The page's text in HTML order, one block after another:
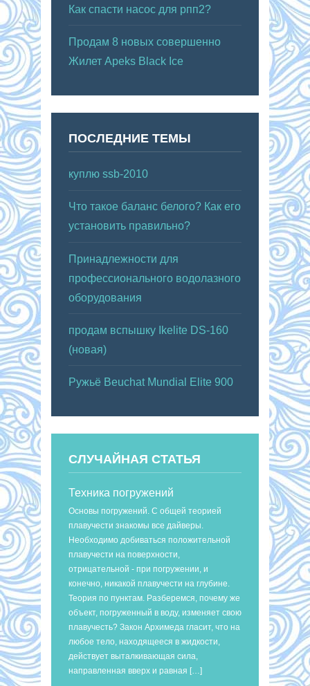
Как спасти насос для рпп2?
Продам 8 новых совершенно
Жилет Apeks Black Ice
ПОСЛЕДНИЕ ТЕМЫ
куплю ssb-2010
Что такое баланс белого? Как его
установить правильно?
Принадлежности для
профессионального водолазного
оборудования
продам вспышку Ikelite DS-160
(новая)
Ружьё Beuchat Mundial Elite 900
СЛУЧАЙНАЯ СТАТЬЯ
Техника погружений
Основы погружений. С общей теорией
плавучести знакомы все дайверы.
Необходимо добиваться положительной
плавучести на поверхности,
отрицательной - при погружении, и
конечно, никакой плавучести на глубине.
Теория по пунктам. Разберемся, почему же
объект, погруженный в воду, изменяет свою
плавучесть? Закон Архимеда гласит, что на
любое тело, находящееся в жидкости,
действует выталкивающая сила,
направленная вверх и равная […]